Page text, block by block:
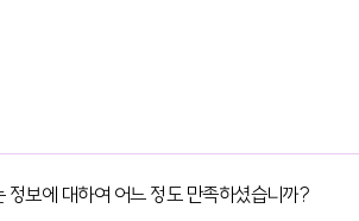
정보에 대하여 어느 정도 만족하셨습니까?